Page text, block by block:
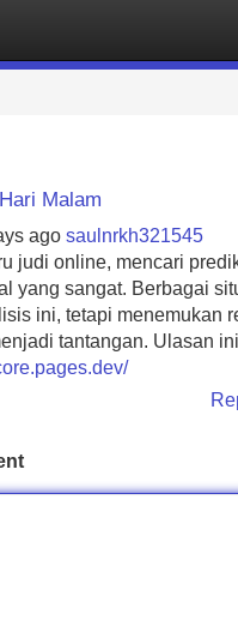
Malam
ago saulnrkh321545
judi online, mencari
yang sangat. Berbagai
ini, tetapi menemukan
tantangan. Ulasan